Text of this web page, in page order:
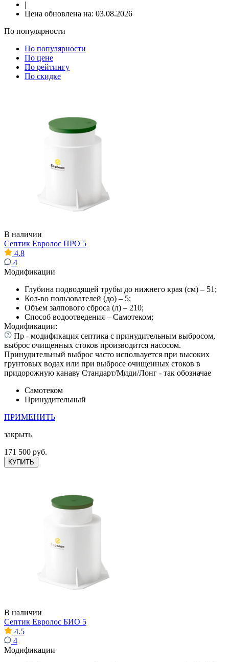
|
Цена обновлена на: 03.08.2026
По популярности
По популярности
По цене
По рейтингу
По скидке
В наличии
Септик Евролос ПРО 5
4.8
4
Модификации
Глубина подводящей трубы до нижнего края (см) – 51;
Кол-во пользователей (до) – 5;
Объем залпового сброса (л) – 210;
Способ водоотведения – Самотеком;
Модификации:
Пр - модификация септика с принудительным выбросом,
выброс очищенных стоков производится насосом.
Принудительный выброс часто используется при высоких
грунтовых водах или при выбросе очищенных стоков в
придорожную канаву Стандарт/Миди/Лонг - так обозначае
Самотеком
Принудительный
ПРИМЕНИТЬ
закрыть
171 500 руб.
КУПИТЬ
В наличии
Септик Евролос БИО 5
4.5
4
Модификации